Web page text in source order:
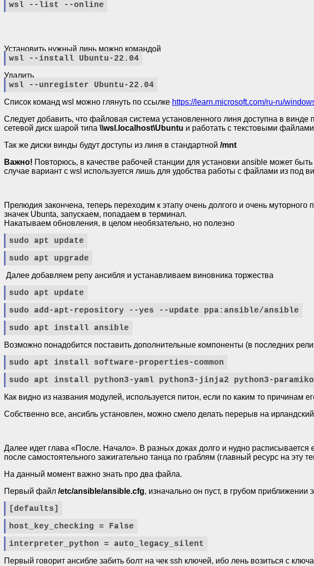
wsl --list --online
Установить нужный линь можно командой
wsl --install Ubuntu-22.04
Удалить
wsl --unregister Ubuntu-22.04
Список команд wsl можно глянуть по ссылке https://learn.microsoft.com/ru-ru/
Следует добавить, что файловая система установленного линя доступна в винде
сетевой диск шарой типа \\wsl.localhost\Ubuntu и работать с текстовыми
Так же диски винды будут доступы из линя в стандартной /mnt
Важно! Повторюсь, в качестве рабочей станции для установки ansible может
случае вариант с wsl используется лишь для удобства работы с файлами из под
Прелюдия закончена, теперь переходим к этапу очень долгого и очень
значек Ubunta, запускаем, попадаем в терминал.
Накатываем обновления, в целом необязательно, но полезно
sudo apt update
sudo apt upgrade
Далее добавляем репу ансибля и устанавливаем виновника торжества
sudo apt update
sudo add-apt-repository --yes --update ppa:ansible/ansible
sudo apt install ansible
Возможно понадобится поставить дополнительные компоненты (в последних
sudo apt install software-properties-common
sudo apt install python3-yaml python3-jinja2 python3-
Как видно из названия модулей, используется питон, если по каким то причинам
Собственно все, ансибль установлен, можно смело делать перерыв на
Далее идет глава «После. Начало». В разных доках долго и нудно расписывается
после самостоятельного зажигательно танца по граблям (главный ресурс на эту
На данный момент важно знать про два файла.
Первый файл /etc/ansible/ansible.cfg, изначально он пуст, в грубом приближении
[defaults]
host_key_checking = False
interpreter_python = auto_legacy_silent
Первый говорит ансибле забить болт на чек ssh ключей, ибо лень возиться с